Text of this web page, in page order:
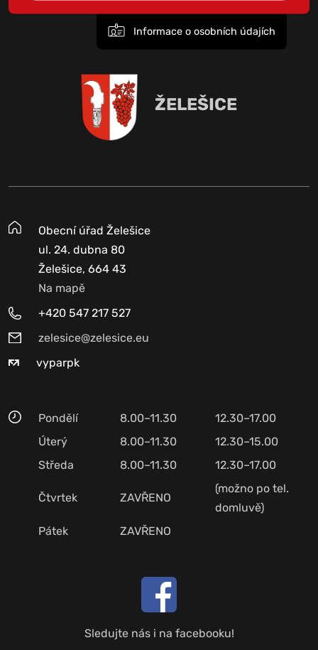
Informace o osobních údajích
ŽELEŠICE
Obecní úřad Želešice
ul. 24. dubna 80
Želešice, 664 43
Na mapě
+420 547 217 527
zelesice@zelesice.eu
vyparpk
Pondělí 8.00–11.30
12.30–17.00
Úterý
8.00–11.30
12.30–15.00
Středa
8.00–11.30 12.30–17.00
Čtvrtek ZAVŘENO
(možno po tel.
domluvě)
Pátek
ZAVŘENO
Sledujte nás i na facebooku!